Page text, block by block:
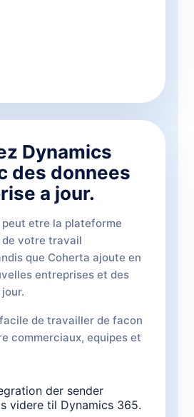
Dynamics
des donnees
a jour.
etre la plateforme
votre travail
que Coherta ajoute en
entreprises et des
de travailler de facon
commerciaux, equipes et